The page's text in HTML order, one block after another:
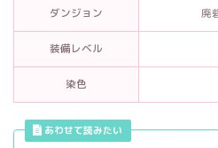
ダンジョン 廃
装備レベル
染色